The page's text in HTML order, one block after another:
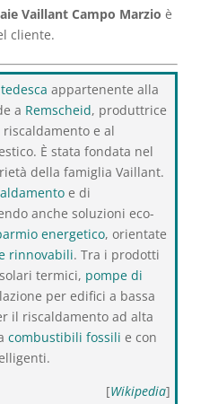
Vaillant Campo Marzio è
cliente.
tedesca appartenente alla
a Remscheid, produttrice
e al
È stata fondata nel
della famiglia Vaillant.
e di
anche soluzioni eco-
energetico, orientate
rinnovabili. Tra i prodotti
termici, pompe di
per edifici a bassa
il riscaldamento ad alta
combustibili fossili e con
[Wikipedia]